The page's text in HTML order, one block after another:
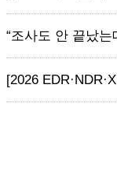
“조사도 안 끝났
[2026